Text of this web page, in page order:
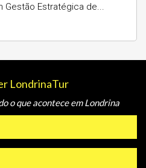
Gestão Estratégica de...
LondrinaTur
o que acontece em Londrina